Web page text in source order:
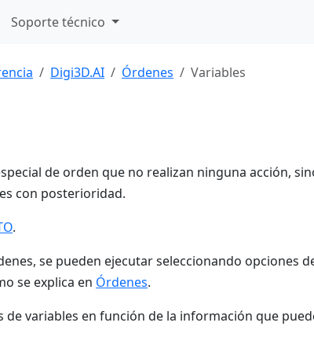
Soporte técnico
Digi3D.AI Órdenes Variables
de orden que no realizan ninguna acción,
con posterioridad.
.
se pueden ejecutar seleccionando opciones
se explica en Órdenes.
variables en función de la información que